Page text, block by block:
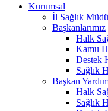
Kurumsal
İl Sağlık
Başkanlarımız
Halk
Kamu
Destek
Sağlık
Başkan
Halk
Sağlık